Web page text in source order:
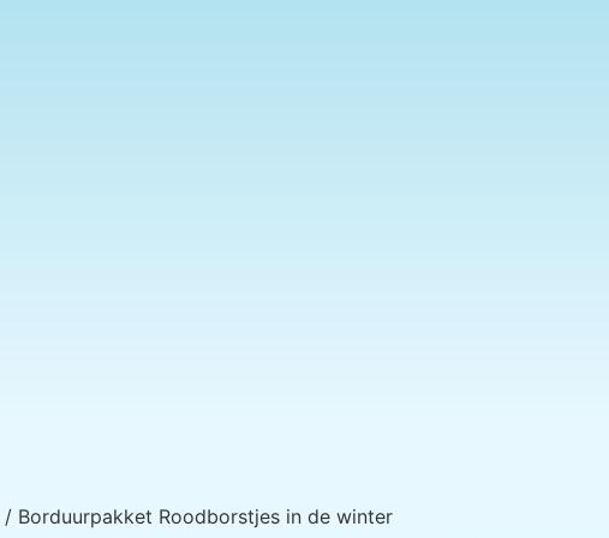
/ Borduurpakket Roodborstjes in de winter